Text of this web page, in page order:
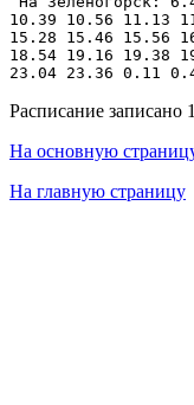
10.39 10.56 11.13
15.28 15.46 15.56
18.54 19.16 19.38
Расписание записано
На основную
На главную страницу